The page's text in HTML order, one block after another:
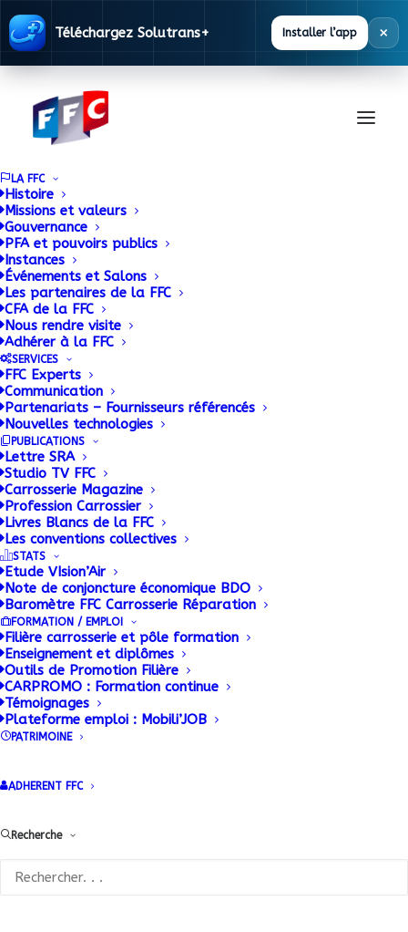
Téléchargez Solutrans+ Installer l’app ×
LA FFC
Histoire
Missions et valeurs
Gouvernance
PFA et pouvoirs publics
Instances
Événements et Salons
Les partenaires de la FFC
CFA de la FFC
Nous rendre visite
Adhérer à la FFC
SERVICES
FFC Experts
Communication
Partenariats – Fournisseurs référencés
Nouvelles technologies
PUBLICATIONS
Lettre SRA
Studio TV FFC
Carrosserie Magazine
Profession Carrossier
Livres Blancs de la FFC
Les conventions collectives
STATS
Etude VIsion’Air
Note de conjoncture économique BDO
Baromètre FFC Carrosserie Réparation
FORMATION / EMPLOI
Filière carrosserie et pôle formation
Enseignement et diplômes
Outils de Promotion Filière
CARPROMO : Formation continue
Témoignages
Plateforme emploi : Mobili’JOB
PATRIMOINE
ADHERENT FFC
Recherche
La FFC CONSTRUCTEURS met à
disposition des ses adhérents une base
documentaire alimentée en permanence.
Accueil FFC Constructeurs
Dernières publications FFC
Constructeurs